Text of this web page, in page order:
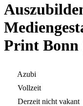
Print Bonn
Azubi
Vollzeit
Derzeit nicht vakant